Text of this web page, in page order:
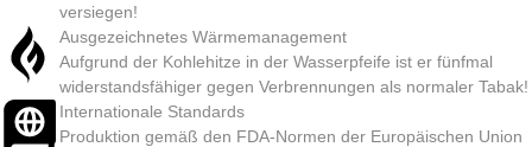
versiegen!
Ausgezeichnetes Wärmemanagement
Aufgrund der Kohlehitze in der Wasserpfeife ist er fünfmal
widerstandsfähiger gegen Verbrennungen als normaler Tabak!
Internationale Standards
Produktion gemäß den FDA-Normen der Europäischen Union